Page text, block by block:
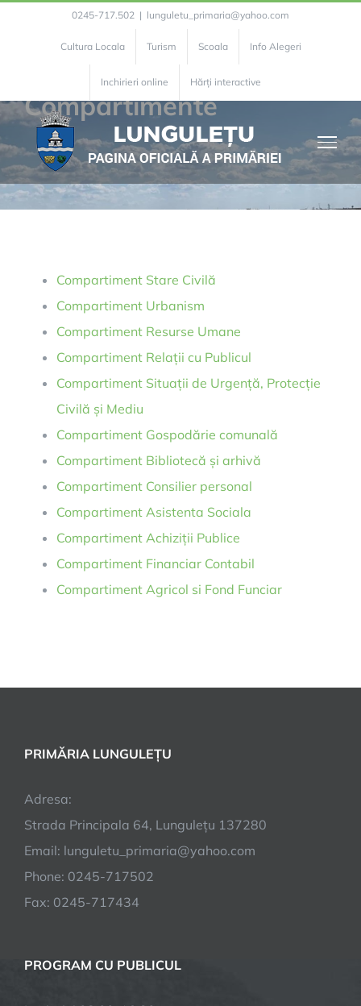
0245-717.502 | lunguletu_primaria@yahoo.com
Cultura Locala Turism Scoala Info Alegeri
Inchirieri online Hărți interactive
Compartimente
Compartiment Stare Civilă
Compartiment Urbanism
Compartiment Resurse Umane
Compartiment Relații cu Publicul
Compartiment Situații de Urgență, Protecție
Civilă și Mediu
Compartiment Gospodărie comunală
Compartiment Bibliotecă și arhivă
Compartiment Consilier personal
Compartiment Asistenta Sociala
Compartiment Achiziții Publice
Compartiment Financiar Contabil
Compartiment Agricol si Fond Funciar
PRIMĂRIA LUNGULEȚU
Adresa:
Strada Principala 64, Lungulețu 137280
Email: lunguletu_primaria@yahoo.com
Phone: 0245-717502
Fax: 0245-717434
PROGRAM CU PUBLICUL